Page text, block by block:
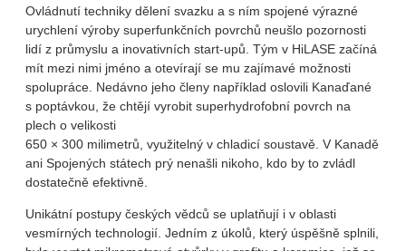
Ovládnutí techniky dělení svazku a s ním spojené výrazné
urychlení výroby superfunkčních povrchů neušlo pozornosti
lidí z průmyslu a inovativních start-upů. Tým v HiLASE začíná
mít mezi nimi jméno a otevírají se mu zajímavé možnosti
spolupráce. Nedávno jeho členy například oslovili Kanaďané
s poptávkou, že chtějí vyrobit superhydrofobní povrch na
plech o velikosti
650 × 300 milimetrů, využitelný v chladicí soustavě. V Kanadě
ani Spojených státech prý nenašli nikoho, kdo by to zvládl
dostatečně efektivně.
Unikátní postupy českých vědců se uplatňují i v oblasti
vesmírných technologií. Jedním z úkolů, který úspěšně splnili,